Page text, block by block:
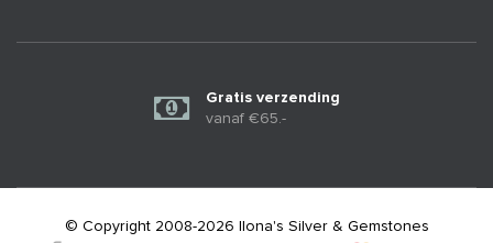
Gratis verzending
vanaf €65.-
© Copyright 2008-2026 Ilona's Silver & Gemstones